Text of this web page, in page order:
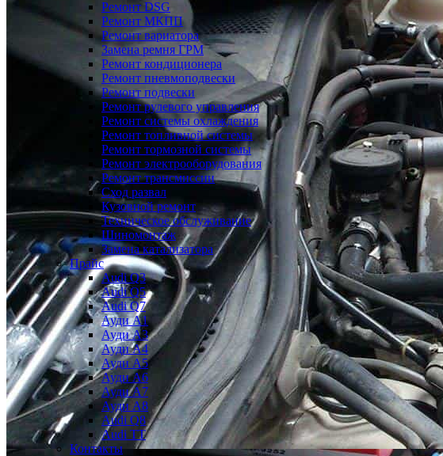
Ремонт DSG
Ремонт МКПП
Ремонт вариатора
Замена ремня ГРМ
Ремонт кондиционера
Ремонт пневмоподвески
Ремонт подвески
Ремонт рулевого управления
Ремонт системы охлаждения
Ремонт топливной системы
Ремонт тормозной системы
Ремонт электрооборудования
Ремонт трансмиссии
Сход развал
Кузовной ремонт
Техническое обслуживание
Шиномонтаж
Замена катализатора
Прайс
Audi Q3
Audi Q5
Audi Q7
Ауди А1
Ауди А3
Ауди А4
Ауди A5
Ауди А6
Ауди А7
Ауди A8
Audi Q8
Audi TT
Контакты